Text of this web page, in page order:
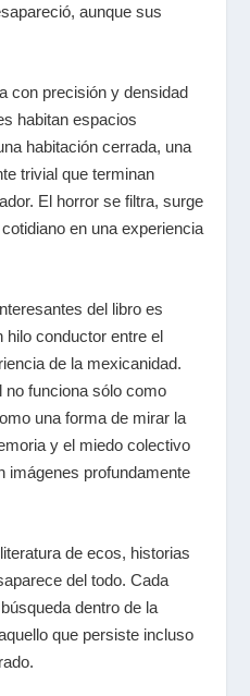
aunque sus
con precisión y densidad
habitan espacios
habitación cerrada, una
trivial que terminan
El horror se filtra, surge
en una experiencia
del libro es
hilo conductor entre el
de la mexicanidad.
funciona sólo como
una forma de mirar la
y el miedo colectivo
imágenes profundamente
de ecos, historias
del todo. Cada
dentro de la
que persiste incluso